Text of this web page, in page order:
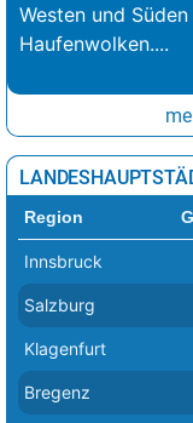
Westen und
Haufenwolken....
Region
Innsbruck
Salzburg
Klagenfurt
Bregenz